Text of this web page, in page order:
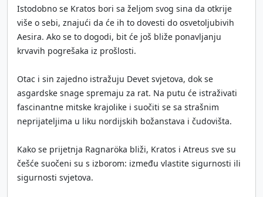
Istodobno se Kratos bori sa željom svog sina da otkrije
više o sebi, znajući da će ih to dovesti do osvetoljubivih
Aesira. Ako se to dogodi, bit će još bliže ponavljanju
krvavih pogrešaka iz prošlosti.
Otac i sin zajedno istražuju Devet svjetova, dok se
asgardske snage spremaju za rat. Na putu će istraživati
fascinantne mitske krajolike i suočiti se sa strašnim
neprijateljima u liku nordijskih božanstava i čudovišta.
Kako se prijetnja Ragnaröka bliži, Kratos i Atreus sve su
češće suočeni su s izborom: između vlastite sigurnosti ili
sigurnosti svjetova.